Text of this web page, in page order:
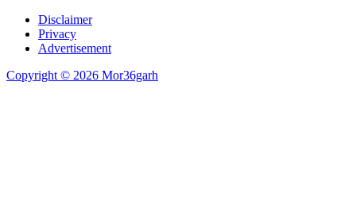
Disclaimer
Privacy
Advertisement
Copyright © 2026 Mor36garh